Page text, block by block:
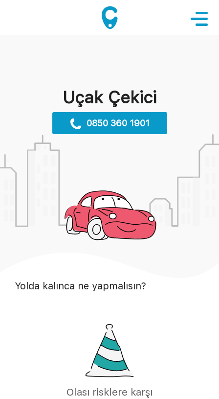
Uçak Çekici
0850 360 1901
Yolda kalınca ne yapmalısın?
Olası risklere karşı